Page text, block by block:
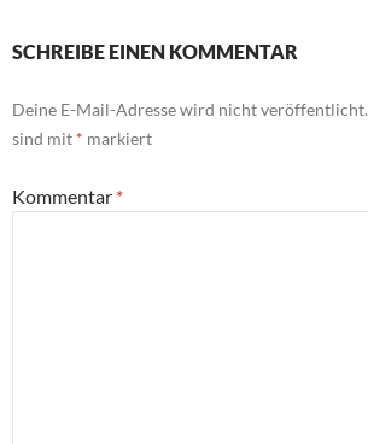
SCHREIBE EINEN KOMMENTAR
Deine E-Mail-Adresse wird nicht veröffentlicht.
sind mit * markiert
Kommentar *